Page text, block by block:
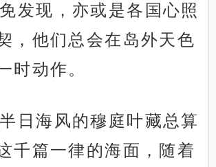
发现，亦或是各国心照
，他们总会在岛外天色
时动作。
日海风的穆庭叶藏总算
千篇一律的海面，随着